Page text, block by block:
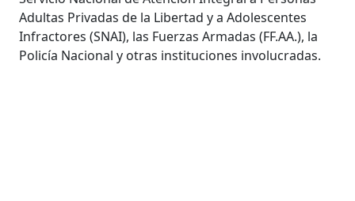
Adultas Privadas de la Libertad y a Adolescentes
Infractores (SNAI), las Fuerzas Armadas (FF.AA.), la
Policía Nacional y otras instituciones involucradas.